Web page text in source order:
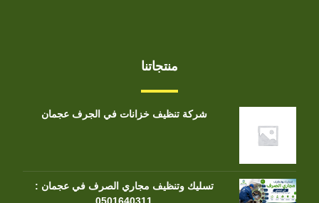
منتجاتنا
شركة تنظيف خزانات في الجرف عجمان
تسليك وتنظيف مجاري الصرف في عجمان :